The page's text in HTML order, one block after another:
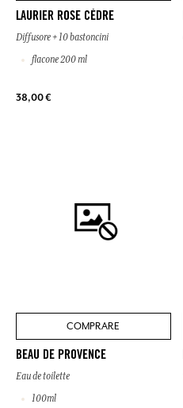
LAURIER ROSE CÈDRE
Diffusore + 10 bastoncini
flacone 200 ml
38,00 €
COMPRARE
BEAU DE PROVENCE
Eau de toilette
100ml